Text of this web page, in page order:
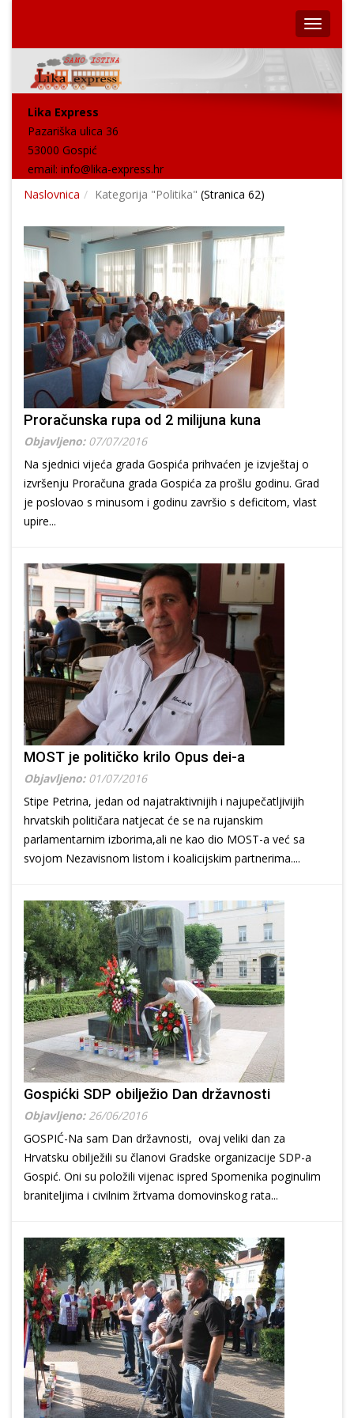
Lika Express
Pazariška ulica 36
53000 Gospić
email: info@lika-express.hr
Naslovnica
Kategorija "Politika" (Stranica 62)
Proračunska rupa od 2 milijuna kuna
Objavljeno: 07/07/2016
Na sjednici vijeća grada Gospića prihvaćen je izvještaj o
izvršenju Proračuna grada Gospića za prošlu godinu. Grad
je poslovao s minusom i godinu završio s deficitom, vlast
upire...
MOST je političko krilo Opus dei-a
Objavljeno: 01/07/2016
Stipe Petrina, jedan od najatraktivnijih i najupečatljivijih
hrvatskih političara natjecat će se na rujanskim
parlamentarnim izborima,ali ne kao dio MOST-a već sa
svojom Nezavisnom listom i koalicijskim partnerima....
Gospićki SDP obilježio Dan državnosti
Objavljeno: 26/06/2016
GOSPIĆ-Na sam Dan državnosti, ovaj veliki dan za
Hrvatsku obilježili su članovi Gradske organizacije SDP-a
Gospić. Oni su položili vijenac ispred Spomenika poginulim
braniteljima i civilnim žrtvama domovinskog rata...